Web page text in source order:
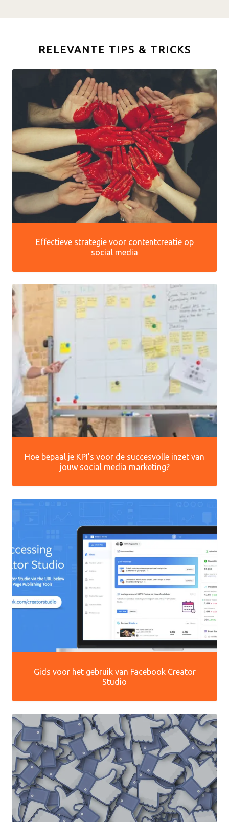
RELEVANTE TIPS & TRICKS
Effectieve strategie voor contentcreatie op
social media
Hoe bepaal je KPI’s voor de succesvolle inzet van
jouw social media marketing?
Gids voor het gebruik van Facebook Creator
Studio